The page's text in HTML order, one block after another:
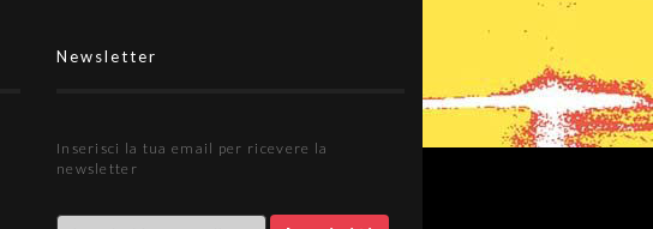
Newsletter
Inserisci la tua email per ricevere la
newsletter